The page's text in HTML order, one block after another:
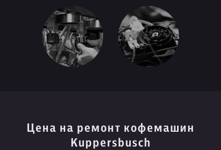
Цена на ремонт кофемашин
Kuppersbusch